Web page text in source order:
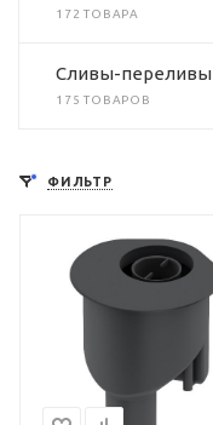
172 ТОВАРА
Сливы-переливы
175 ТОВАРОВ
ФИЛЬТР